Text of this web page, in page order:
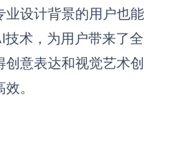
业设计背景的用户也能
术，为用户带来了全
创意表达和视觉艺术创
。